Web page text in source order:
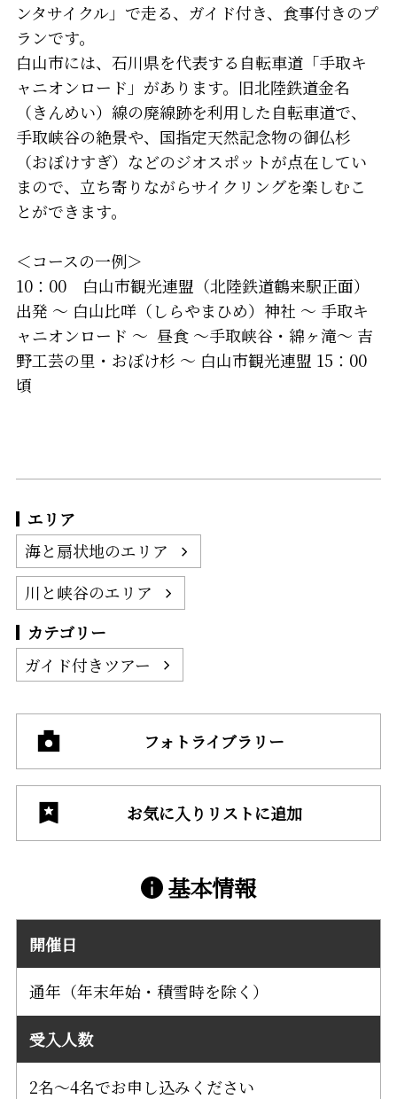
ンタサイクル」で走る、ガイド付き、食事付きのプ
ランです。
白山市には、石川県を代表する自転車道「手取キ
ャニオンロード」があります。旧北陸鉄道金名
（きんめい）線の廃線跡を利用した自転車道で、
手取峡谷の絶景や、国指定天然記念物の御仏杉
（おぼけすぎ）などのジオスポットが点在してい
まので、立ち寄りながらサイクリングを楽しむこ
とができます。
＜コースの一例＞
10：00 白山市観光連盟（北陸鉄道鶴来駅正面）
出発 ～ 白山比咩（しらやまひめ）神社 ～ 手取キ
ャニオンロード ～ 昼食 ～手取峡谷・綿ヶ滝～ 吉
野工芸の里・おぼけ杉 ～ 白山市観光連盟 15：00
頃
エリア
海と扇状地のエリア
川と峡谷のエリア
カテゴリー
ガイド付きツアー
フォトライブラリー
お気に入りリストに追加
基本情報
開催日
通年（年末年始・積雪時を除く）
受入人数
2名～4名でお申し込みください